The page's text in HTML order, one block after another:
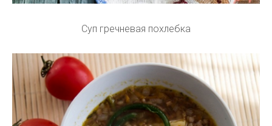
Суп гречневая похлебка